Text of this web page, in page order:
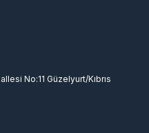
No:11 Güzelyurt/Kıbrıs